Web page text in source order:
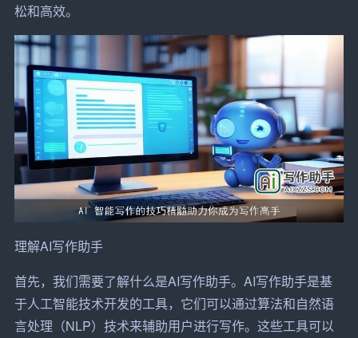
松和高效。
理解AI写作助手
首先，我们需要了解什么是AI写作助手。AI写作助手是基
于人工智能技术开发的工具，它们可以通过算法和自然语
言处理（NLP）技术来辅助用户进行写作。这些工具可以